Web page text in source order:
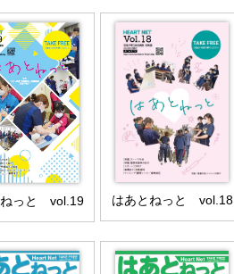
ねっと vol.19 はあとねっと vol.18